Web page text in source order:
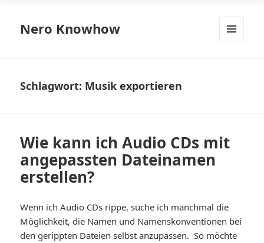
Nero Knowhow
Schlagwort: Musik exportieren
Wie kann ich Audio CDs mit
angepassten Dateinamen
erstellen?
Wenn ich Audio CDs rippe, suche ich manchmal die
Möglichkeit, die Namen und Namenskonventionen bei
den gerippten Dateien selbst anzupassen. So möchte